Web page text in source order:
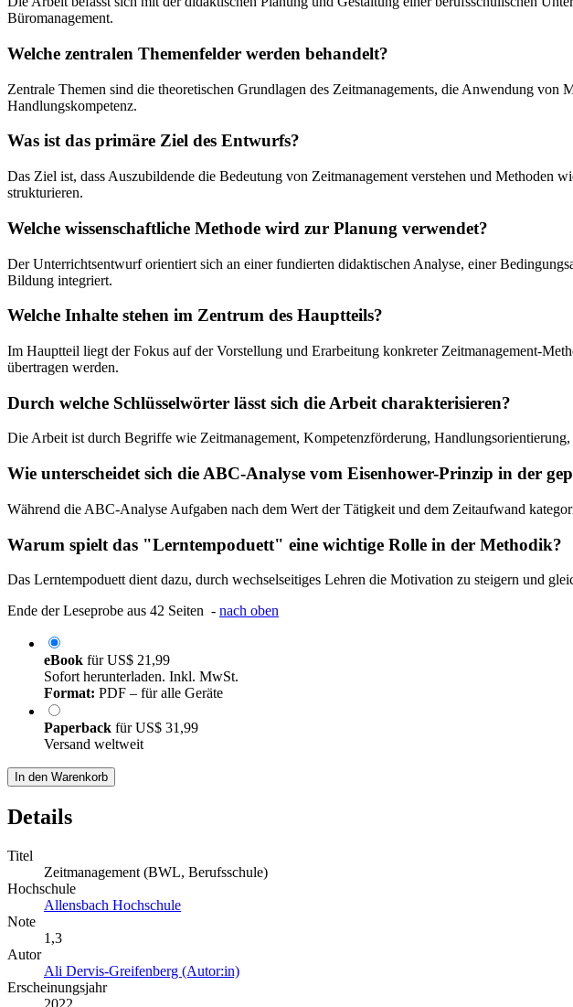
Büromanagement.
Welche zentralen Themenfelder werden behandelt?
Zentrale Themen sind die theoretischen Grundlagen des Zeitmanagements, die Anwendung
Handlungskompetenz.
Was ist das primäre Ziel des Entwurfs?
Das Ziel ist, dass Auszubildende die Bedeutung von Zeitmanagement verstehen und
strukturieren.
Welche wissenschaftliche Methode wird zur Planung verwendet?
Der Unterrichtsentwurf orientiert sich an einer fundierten didaktischen Analyse, einer
Bildung integriert.
Welche Inhalte stehen im Zentrum des Hauptteils?
Im Hauptteil liegt der Fokus auf der Vorstellung und Erarbeitung konkreter Zeitmanagement-
übertragen werden.
Durch welche Schlüsselwörter lässt sich die Arbeit charakterisieren?
Die Arbeit ist durch Begriffe wie Zeitmanagement, Kompetenzförderung,
Wie unterscheidet sich die ABC-Analyse vom Eisenhower-Prinzip in der
Während die ABC-Analyse Aufgaben nach dem Wert der Tätigkeit und dem Zeitaufwand
Warum spielt das "Lerntempoduett" eine wichtige Rolle in der Methodik?
Das Lerntempoduett dient dazu, durch wechselseitiges Lehren die Motivation zu steigern und
Ende der Leseprobe aus 42 Seiten - nach oben
eBook fürUS$ 21,99
Sofort herunterladen. Inkl. MwSt.
Format: PDF – für alle Geräte
Paperback fürUS$ 31,99
Versand weltweit
In den Warenkorb
Details
Titel
Zeitmanagement (BWL, Berufsschule)
Hochschule
Allensbach Hochschule
Note
1,3
Autor
Ali Dervis-Greifenberg (Autor:in)
Erscheinungsjahr